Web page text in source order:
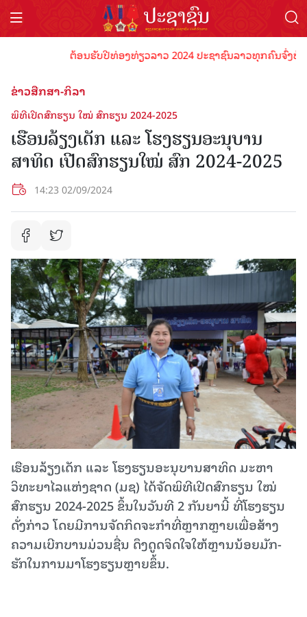
ຕ້ອນຮັບປີທ່ອງທ່ຽວລາວ 2024 ປະຊາຊົນລາວທຸກຄົນຈົ່ງພ້ອ
ຂ່າວສືກສາ-ກິລາ
ພິທີເປີດສົກຮຽນ ໃໝ່ ສົກຮຽນ 2024-2025
ເຮືອນລ້ຽງເດັກ ແລະ ໂຮງຮຽນອະນຸບານ
ສາທິດ ເປີດສົກຮຽນໃໝ່ ສົກ 2024-2025
14:23 02/09/2024
ເຮືອນລ້ຽງເດັກ ແລະ ໂຮງຮຽນອະນຸບານສາທິດ ມະຫາ
ວິທະຍາໄລແຫ່ງຊາດ (ມຊ) ໄດ້ຈັດພິທີເປີດສົກຮຽນ ໃໝ່
ສົກຮຽນ 2024-2025 ຂຶ້ນໃນວັນທີ 2 ກັນຍານີ້ ທີ່ໂຮງຮຽນ
ດັ່ງກ່າວ ໂດຍມີການຈັດກິດຈະກຳທີ່ຫຼາກຫຼາຍເພື່ອສ້າງ
ຄວາມເບີກບານມ່ວນຊື່ນ ດຶງດູດຈິດໃຈໃຫ້ຫຼານນ້ອຍມັກ-
ຮັກໃນການມາໂຮງຮຽນຫຼາຍຂຶ້ນ.